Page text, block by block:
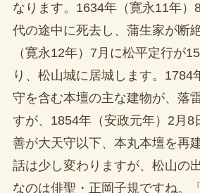
なります。1634年（寛永11年）
代の途中に死去し、蒲生家が断
（寛永12年）7月に松平定行が
り、松山城に居城します。1784
守を含む本壇の主な建物が、落
すが、1854年（安政元年）2月8
善が大天守以下、本丸本壇を再
話は少し変わりますが、松山の
なのは俳聖・正岡子規ですね。